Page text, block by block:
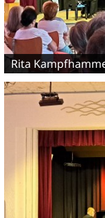
Rita